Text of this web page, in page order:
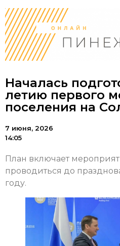
Началась
летию первого
поселения на
7 июня, 2026
14:05
План включает
проводиться до
году.